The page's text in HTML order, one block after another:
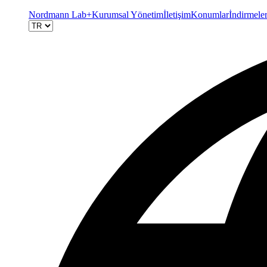
Nordmann Lab+Kurumsal YönetimİletişimKonumlarİndirmeler